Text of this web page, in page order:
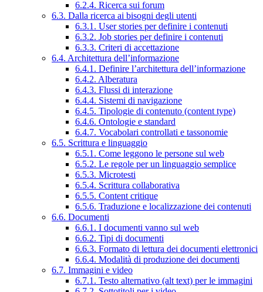
6.2.4. Ricerca sui forum
6.3. Dalla ricerca ai bisogni degli utenti
6.3.1. User stories per definire i contenuti
6.3.2. Job stories per definire i contenuti
6.3.3. Criteri di accettazione
6.4. Architettura dell’informazione
6.4.1. Definire l’architettura dell’informazione
6.4.2. Alberatura
6.4.3. Flussi di interazione
6.4.4. Sistemi di navigazione
6.4.5. Tipologie di contenuto (content type)
6.4.6. Ontologie e standard
6.4.7. Vocabolari controllati e tassonomie
6.5. Scrittura e linguaggio
6.5.1. Come leggono le persone sul web
6.5.2. Le regole per un linguaggio semplice
6.5.3. Microtesti
6.5.4. Scrittura collaborativa
6.5.5. Content critique
6.5.6. Traduzione e localizzazione dei contenuti
6.6. Documenti
6.6.1. I documenti vanno sul web
6.6.2. Tipi di documenti
6.6.3. Formato di lettura dei documenti elettronici
6.6.4. Modalità di produzione dei documenti
6.7. Immagini e video
6.7.1. Testo alternativo (alt text) per le immagini